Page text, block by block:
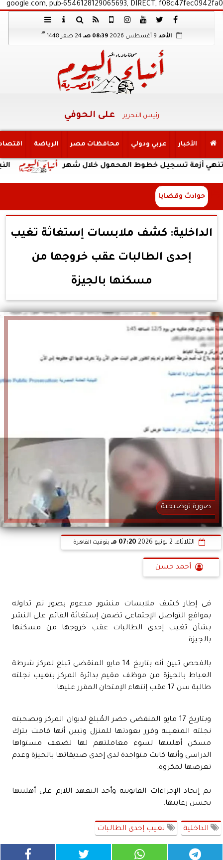
google.com, pub-6546128129065693, DIRECT, f08c47fec0942fa0
الأحد 08:39 صـ 24 صفر 1448
هـ
رئيس التحرير على الحوفي
الأخبار عربي ودولي محافظات مصر الرياضة
النبؤة تسجيل خطوط المحمول خلال شهر
حوادث وقضايا
الداخلية: كشف ملابسات إستغاثة تغيب
إحدى الطالبات عقب خروجها من
مسكنها بالجيزة
صورة توضيحية
الثلاثاء، 2 يونيو 2026 07:20 مـ بتوقيت القاهرة
أحمد حسن
فى إطار كشف ملابسات منشور مدعوم بصور تم تداوله
بمواقع التواصل الإجتماعى تضمن إستغاثة القائم على النشر
بشأن تغيب إحدى الطالبات عقب خروجها من مسكنها
بالجيزة.
بالفحص تبين أنه بتاريخ 14 مايو المنقضى تبلغ لمركز شرطة
العياط بالجيزة من موظف مقيم بدائرة المركز بتغيب نجلته
طالبة سن 17 عقب إنتهاء الإمتحان المقرر عليها.
وبتاريخ 17 مايو المنقضى حضر المُبلغ لديوان المركز وبصحبته
نجلته المتغيبة وقرر بعودتها للمنزل وتبين أنها قامت بترك
مسكن أهليتها لسوء معاملتهم لها لضعف مستواها
الدراسى وأنها كانت متواجدة لدى إحدى صديقاتها بالجيزة وعدم
تعرضها لمكروه.
تم إتخاذ الإجراءات القانونية وأخذ التعهد اللازم على أهليتها
بحسن رعايتها.
الداخلية تغيب إحدى الطالبات